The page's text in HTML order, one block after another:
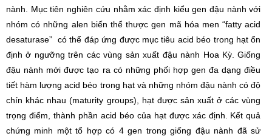
nành. Mục tiên nghiên cứu nhằm xác định kiểu gen đậu nành với
nhóm có những alen biến thể thược gen mã hóa men “fatty acid
desaturase” có thể đáp ứng được mục tiêu acid béo trong hạt ổn
định ở ngưỡng trên các vùng sản xuất đậu nành Hoa Kỳ. Giống
đậu nành mới được tạo ra có những phối hợp gen đa dạng điều
tiết hàm lượng acid béo trong hạt và những nhóm đậu nành có độ
chín khác nhau (maturity groups), hạt được sản xuất ở các vùng
trọng điểm, thành phần acid béo của hạt được xác định. Kết quả
chứng minh một tổ hợp có 4 gen trong giống đậu nành đã sử